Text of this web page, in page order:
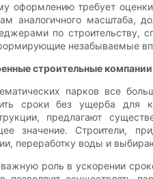
оформлению требует
аналогичного масштаба,
по
незабываемые
строительные
парков все
сроки без ущерба для
предлагают
значение. Строители,
переработку воды и
роль в ускорении